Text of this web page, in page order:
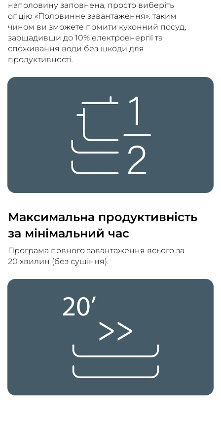
наполовину заповнена, просто виберіть
опцію «Половинне завантаження»: таким
чином ви зможете помити кухонний посуд,
заощадивши до 10% електроенергії та
споживання води без шкоди для
продуктивності.
Максимальна продуктивність
за мінімальний час
Програма повного завантаження всього за
20 хвилин (без сушіння).